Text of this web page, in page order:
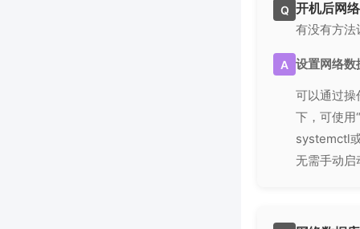
Q 开机后网
有没有方法
A 设置网络数
可以通过
下，可使用
systemctl
无需手动启